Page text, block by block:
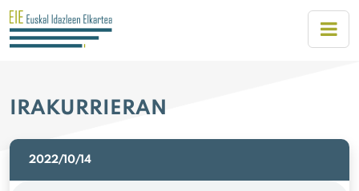
IRAKURRIERAN
2022/10/14